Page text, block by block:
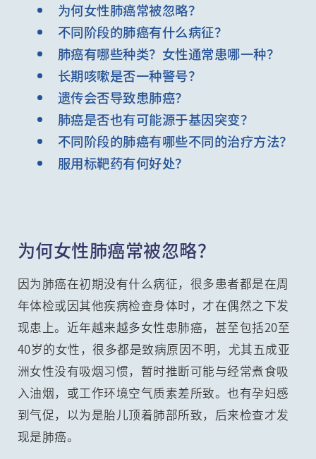
为何女性肺癌常被忽略？
不同阶段的肺癌有什么病征？
肺癌有哪些种类？女性通常患哪一种？
长期咳嗽是否一种警号？
遗传会否导致患肺癌？
肺癌是否也有可能源于基因突变？
不同阶段的肺癌有哪些不同的治疗方法？
服用标靶药有何好处？
为何女性肺癌常被忽略？
因为肺癌在初期没有什么病征，很多患者都是在周
年体检或因其他疾病检查身体时，才在偶然之下发
现患上。近年越来越多女性患肺癌，甚至包括20至
40岁的女性，很多都是致病原因不明，尤其五成亚
洲女性没有吸烟习惯，暂时推断可能与经常煮食吸
入油烟，或工作环境空气质素差所致。也有孕妇感
到气促，以为是胎儿顶着肺部所致，后来检查才发
现是肺癌。